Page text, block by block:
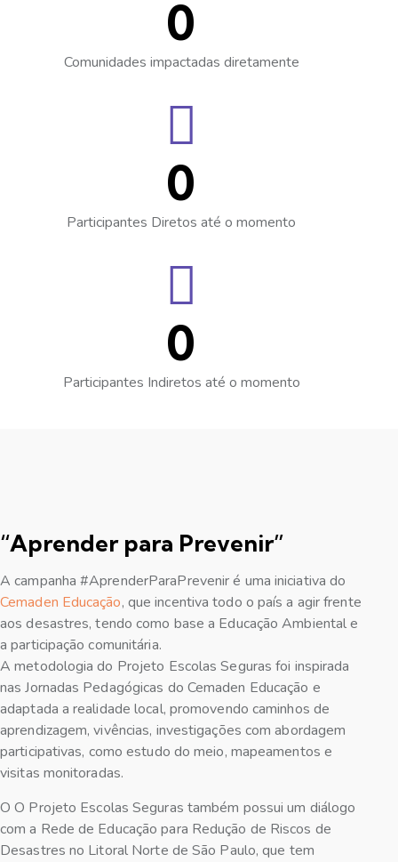
0
Comunidades impactadas diretamente
0
Participantes Diretos até o momento
0
Participantes Indiretos até o momento
“Aprender para Prevenir”
A campanha #AprenderParaPrevenir é uma iniciativa do
Cemaden Educação, que incentiva todo o país a agir frente
aos desastres, tendo como base a Educação Ambiental e
a participação comunitária.
A metodologia do Projeto Escolas Seguras foi inspirada
nas Jornadas Pedagógicas do Cemaden Educação e
adaptada a realidade local, promovendo caminhos de
aprendizagem, vivências, investigações com abordagem
participativas, como estudo do meio, mapeamentos e
visitas monitoradas.
OO Projeto Escolas Seguras também possui um diálogo
com a Rede de Educação para Redução de Riscos de
Desastres no Litoral Norte de São Paulo, que tem